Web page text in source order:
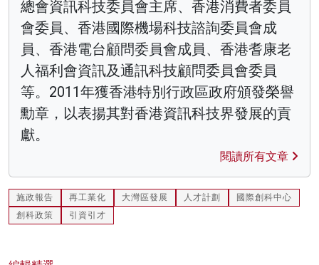
總會資訊科技委員會主席、香港消費者委員
會委員、香港國際機場科技諮詢委員會成
員、香港電台顧問委員會成員、香港耆康老
人福利會資訊及通訊科技顧問委員會委員
等。2011年獲香港特別行政區政府頒發榮譽
勳章，以表揚其對香港資訊科技界發展的貢
獻。
閱讀所有文章
施政報告 再工業化 大灣區發展 人才計劃
國際創科中心
創科政策
引資引才